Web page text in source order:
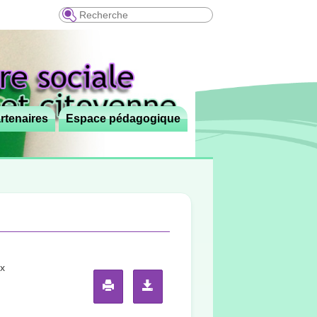
Recherche
Espace pédagogique